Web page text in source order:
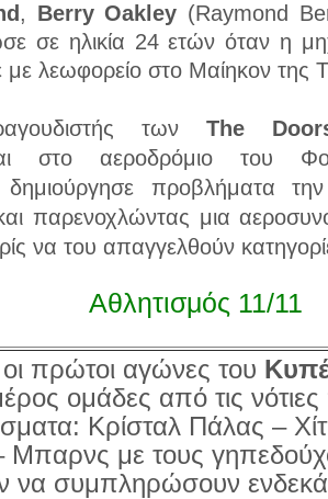
, Berry Oakley (Raymond
σε ηλικία 24 ετών όταν η
λεωφορείο στο Μαίηκον της
των The
στο αεροδρόμιο του
δημιούργησε προβλήματα
παρενοχλώντας μια
να του απαγγελθούν
Αθλητισμός 11/11
οι πρώτοι αγώνες του
ομάδες από τις
Κρίσταλ Πάλας –
Μπαρνς με τους
να συμπληρώσουν